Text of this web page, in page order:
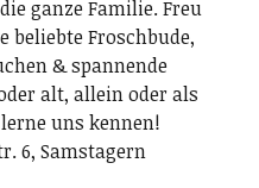
ganze Familie. Freu
beliebte Froschbude,
& spannende
alt, allein oder als
uns kennen!
6, Samstagern